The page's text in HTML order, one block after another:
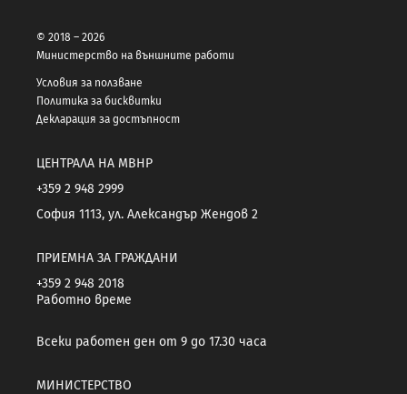
© 2018 – 2026
Министерство на външните работи
Условия за ползване
Политика за бисквитки
Декларация за достъпност
ЦЕНТРАЛА НА МВНР
+359 2 948 2999
София 1113, ул. Александър Жендов 2
ПРИЕМНА ЗА ГРАЖДАНИ
+359 2 948 2018
Работно време
Всеки работен ден от 9 до 17.30 часа
МИНИСТЕРСТВО